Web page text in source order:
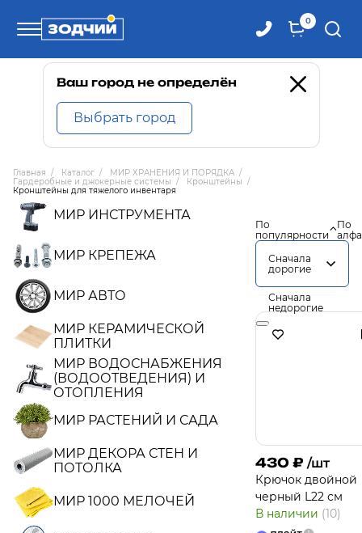
0
Телефоны
8 800 100-71-71
8 (4242) 30-00-27
Ваш город не определён
Выбрать город
Главная / Каталог / МИР ХРАНЕНИЯ И ПОРЯДКА /
Гардеробные и джокерные системы / Кронштейны /
Кронштейны для тяжелого инвентаря
МИР ИНСТРУМЕНТА
МИР КРЕПЕЖА
МИР АВТО
МИР КЕРАМИЧЕСКОЙ
ПЛИТКИ
МИР ВОДОСНАБЖЕНИЯ
(ВОДООТВЕДЕНИЯ) И
ОТОПЛЕНИЯ
МИР РАСТЕНИЙ И САДА
МИР ДЕКОРА СТЕН И
ПОТОЛКА
МИР 1000 МЕЛОЧЕЙ
По
популярности
По
Сначала
дорогие
Сначала
недорогие
430 ₽ /шт
Крючок двойной
черный L22 см
В наличии (10)